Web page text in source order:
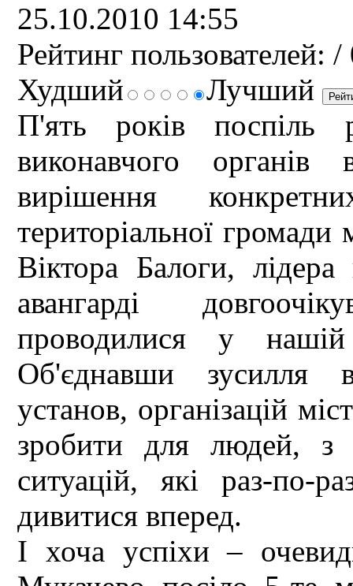
25.10.2010 14:55
Рейтинг пользователей: /
Худший
Лучший
П'ять років поспіль
виконавчого
вирішення
територіальної
Віктора Балоги,
авангарді
проводилися у
Об'єднавши зусилля
установ, організацій
зробити для людей, з
ситуацій, які раз-по-
дивитися вперед.
І хоча успіхи –